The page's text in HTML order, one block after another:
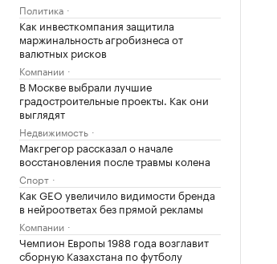
Политика
Как инвесткомпания защитила
маржинальность агробизнеса от
валютных рисков
Компании
В Москве выбрали лучшие
градостроительные проекты. Как они
выглядят
Недвижимость
Макгрегор рассказал о начале
восстановления после травмы колена
Спорт
Как GEO увеличило видимости бренда
в нейроответах без прямой рекламы
Компании
Чемпион Европы 1988 года возглавит
сборную Казахстана по футболу